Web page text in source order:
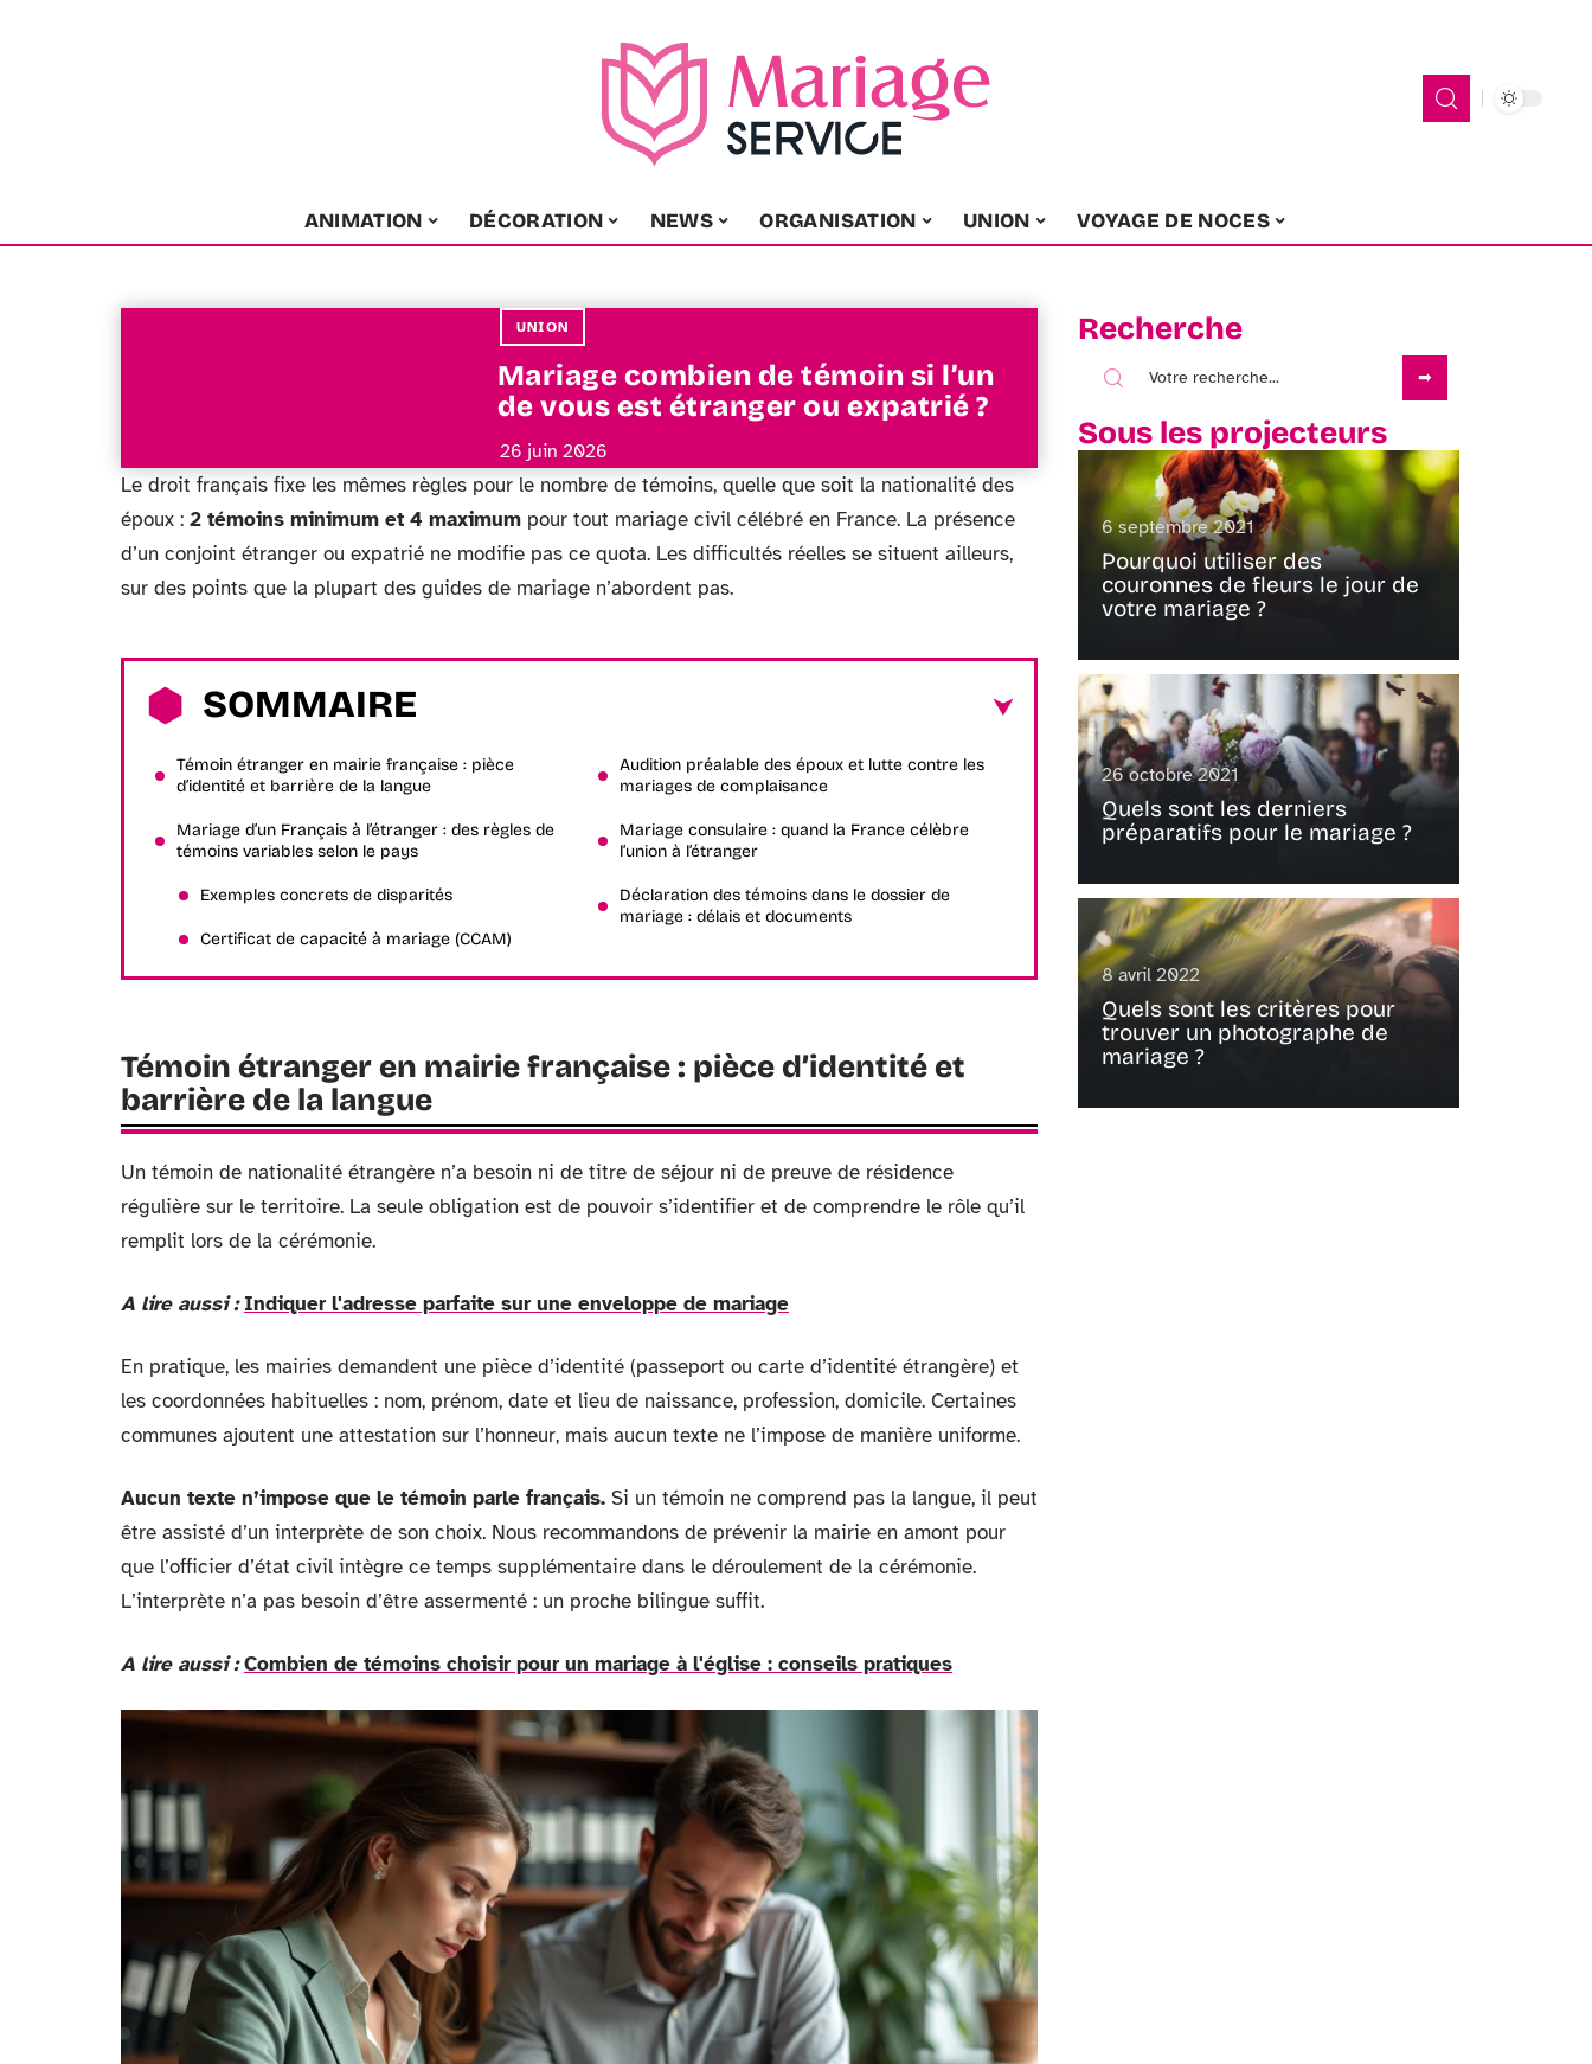
ANIMATION DÉCORATION NEWS ORGANISATION UNION VOYAGE DE NOCES
UNION
Mariage combien de témoin si l’un
de vous est étranger ou expatrié ?
26 juin 2026
Le droit français fixe les mêmes règles pour le nombre de témoins, quelle que soit la nationalité des
époux : 2 témoins minimum et 4 maximum pour tout mariage civil célébré en France. La présence
d’un conjoint étranger ou expatrié ne modifie pas ce quota. Les difficultés réelles se situent ailleurs,
sur des points que la plupart des guides de mariage n’abordent pas.
SOMMAIRE
Témoin étranger en mairie française : pièce
d’identité et barrière de la langue
Mariage d’un Français à l’étranger : des règles de
témoins variables selon le pays
Exemples concrets de disparités
Certificat de capacité à mariage (CCAM)
Audition préalable des époux et lutte contre les
mariages de complaisance
Mariage consulaire : quand la France célèbre
l’union à l’étranger
Déclaration des témoins dans le dossier de
mariage : délais et documents
Témoin étranger en mairie française : pièce d’identité et
barrière de la langue
Un témoin de nationalité étrangère n’a besoin ni de titre de séjour ni de preuve de résidence
régulière sur le territoire. La seule obligation est de pouvoir s’identifier et de comprendre le rôle qu’il
remplit lors de la cérémonie.
A lire aussi : Indiquer l'adresse parfaite sur une enveloppe de mariage
En pratique, les mairies demandent une pièce d’identité (passeport ou carte d’identité étrangère) et
les coordonnées habituelles : nom, prénom, date et lieu de naissance, profession, domicile. Certaines
communes ajoutent une attestation sur l’honneur, mais aucun texte ne l’impose de manière uniforme.
Aucun texte n’impose que le témoin parle français. Si un témoin ne comprend pas la langue, il peut
être assisté d’un interprète de son choix. Nous recommandons de prévenir la mairie en amont pour
que l’officier d’état civil intègre ce temps supplémentaire dans le déroulement de la cérémonie.
L’interprète n’a pas besoin d’être assermenté : un proche bilingue suffit.
A lire aussi : Combien de témoins choisir pour un mariage à l'église : conseils pratiques
Recherche
Sous les projecteurs
6 septembre 2021
Pourquoi utiliser des
couronnes de fleurs le jour de
votre mariage ?
26 octobre 2021
Quels sont les derniers
préparatifs pour le mariage ?
8 avril 2022
Quels sont les critères pour
trouver un photographe de
mariage ?